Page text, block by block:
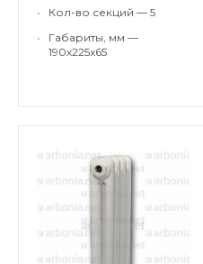
•
Кол-во секций — 5
•
Габариты, мм —
190x225x65